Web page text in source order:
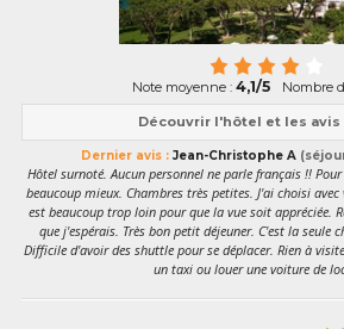
Note moyenne :4,1/5 Nombre
Découvrir l'hôtel et les
Dernier avis :Jean-Christophe A
Hôtel surnoté. Aucun personnel ne parle français !!
beaucoup mieux. Chambres très petites. J'ai choisi
est beaucoup trop loin pour que la vue soit appréciée.
que j'espérais. Très bon petit déjeuner. C'est la seule
Difficile d'avoir des shuttle pour se déplacer. Rien à
un taxi ou louer une voiture de